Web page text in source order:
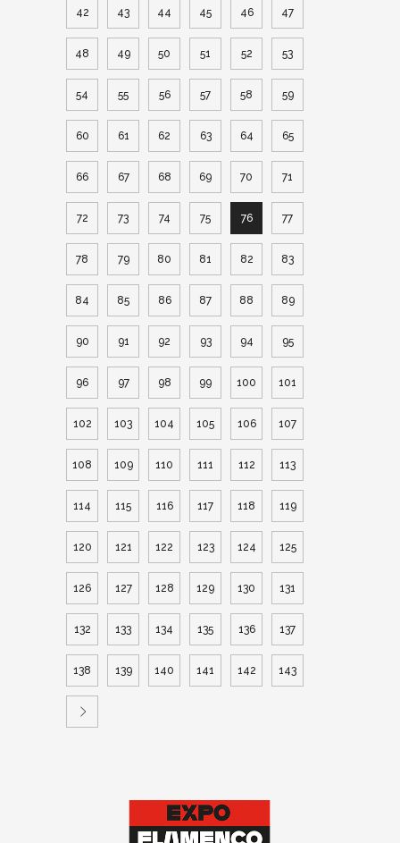
42 43 44 45 46 47
48 49 50 51 52 53
54 55 56 57 58 59
60 61 62 63 64 65
66 67 68 69 70 71
72 73 74 75 76 77
78 79 80 81 82 83
84 85 86 87 88 89
90 91 92 93 94 95
96 97 98 99 100 101
102 103 104 105 106 107
108 109 110 111 112 113
114 115 116 117 118 119
120 121 122 123 124 125
126 127 128 129 130 131
132 133 134 135 136 137
138 139 140 141 142 143